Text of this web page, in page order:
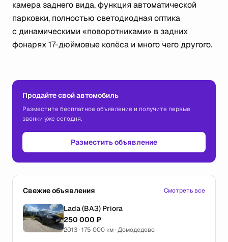
камера заднего вида, функция автоматической
парковки, полностью светодиодная оптика
с динамическими «поворотниками» в задних
фонарях 17-дюймовые колёса и много чего другого.
Продайте свой автомобиль
Разместите бесплатное объявление и получите первые
звонки уже сегодня.
Разместить объявление
Свежие объявления Смотреть все
Lada (ВАЗ) Priora
250 000 ₽
2013 · 175 000 км · Домодедово